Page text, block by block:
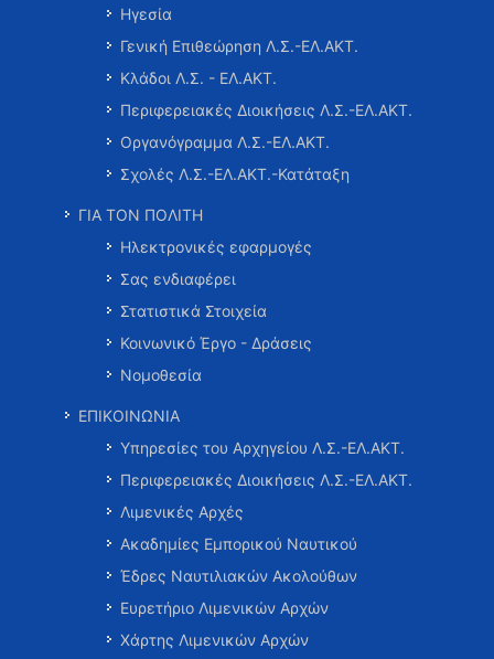
Ηγεσία
Γενική Επιθεώρηση Λ.Σ.-ΕΛ.ΑΚΤ.
Κλάδοι Λ.Σ. - ΕΛ.ΑΚΤ.
Περιφερειακές Διοικήσεις Λ.Σ.-ΕΛ.ΑΚΤ.
Οργανόγραμμα Λ.Σ.-ΕΛ.ΑΚΤ.
Σχολές Λ.Σ.-ΕΛ.ΑΚΤ.-Κατάταξη
ΓΙΑ ΤΟΝ ΠΟΛΙΤΗ
Ηλεκτρονικές εφαρμογές
Σας ενδιαφέρει
Στατιστικά Στοιχεία
Κοινωνικό Έργο - Δράσεις
Νομοθεσία
ΕΠΙΚΟΙΝΩΝΙΑ
Υπηρεσίες του Αρχηγείου Λ.Σ.-ΕΛ.ΑΚΤ.
Περιφερειακές Διοικήσεις Λ.Σ.-ΕΛ.ΑΚΤ.
Λιμενικές Αρχές
Ακαδημίες Εμπορικού Ναυτικού
Έδρες Ναυτιλιακών Ακολούθων
Ευρετήριο Λιμενικών Αρχών
Χάρτης Λιμενικών Αρχών